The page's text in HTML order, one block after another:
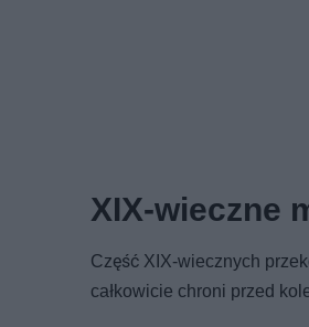
XIX-wieczne
Część XIX‑wiecznych
całkowicie chroni przed